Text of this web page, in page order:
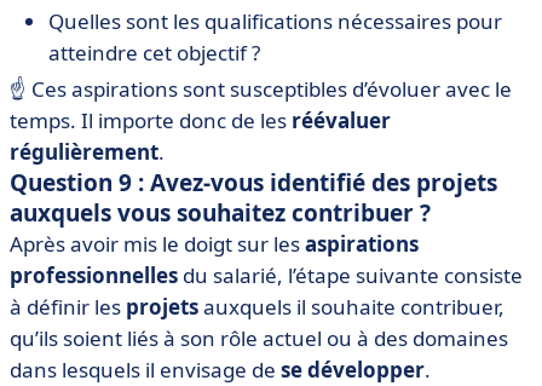
Quelles sont les qualifications nécessaires pour
atteindre cet objectif ?
☝️ Ces aspirations sont susceptibles d’évoluer avec le
temps. Il importe donc de les réévaluer
régulièrement.
Question 9 : Avez-vous identifié des projets
auxquels vous souhaitez contribuer ?
Après avoir mis le doigt sur lesaspirations
professionnelles du salarié, l’étape suivante consiste
à définir les projetsauxquels il souhaite contribuer,
qu’ils soient liés à son rôle actuel ou à des domaines
dans lesquels il envisage de se développer.